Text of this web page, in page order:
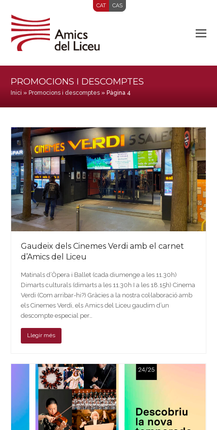
CAT CAS
PROMOCIONS I DESCOMPTES
Inici » Promocions i descomptes » Pàgina 4
Gaudeix dels Cinemes Verdi amb el carnet
d’Amics del Liceu
Matinals d’Òpera i Ballet (cada diumenge a les 11.30h)
Dimarts culturals (dimarts a les 11.30h I a les 18.15h) Cinema
Verdi (Com arribar-hi?) Gràcies a la nostra col·laboració amb
els Cinemes Verdi, els Amics del Liceu gaudim d’un
descompte especial per…
Llegir més